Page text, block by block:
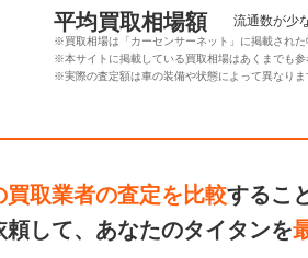
平均買取相場額 流通数が少
※買取相場は「カーセンサーネット」に掲載され
※本サイトに掲載している買取相場はあくまでも
※実際の査定額は車の装備や状態によって異なりま
買取業者の査定を比較するこ
して、あなたのタイタンを